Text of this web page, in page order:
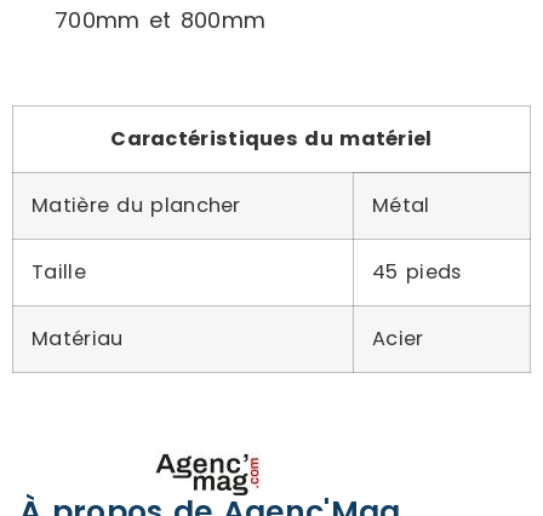
700mm et 800mm
Caractéristiques du matériel
Matière du plancher Métal
Taille 45 pieds
Matériau Acier